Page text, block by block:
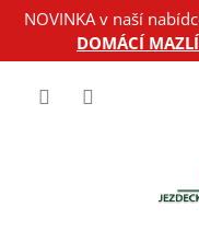
PřejítNOVINKA v naší
DOMÁCÍ